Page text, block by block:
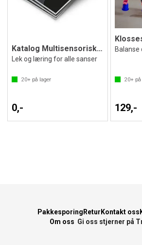
Katalog Multisensoriske Miljøer
Lek og læring for alle sanser
20+ på lager
0,-
Balanse
20+på
129,-
PakkesporingReturKontakt oss
Om oss Gi oss stjerner på